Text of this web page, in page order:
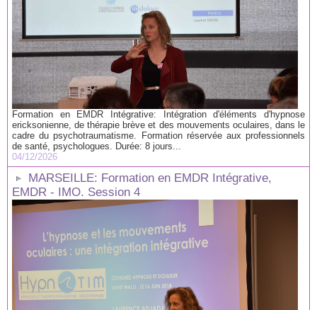
Formation en EMDR Intégrative: Intégration d'éléments d'hypnose
ericksonienne, de thérapie brève et des mouvements oculaires, dans le
cadre du psychotraumatisme. Formation réservée aux professionnels
de santé, psychologues. Durée: 8 jours...
04/12/2026
MARSEILLE: Formation en EMDR Intégrative,
EMDR - IMO. Session 4